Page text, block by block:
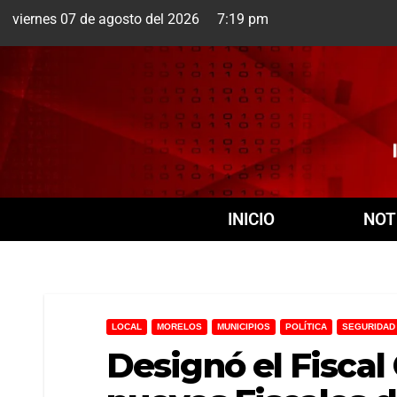
viernes 07 de agosto del 2026 7:19 pmCuernavaca
INICIO
LOCAL MORELOS MUNICIPIOS POLÍTICA SEGURIDAD
Designó el